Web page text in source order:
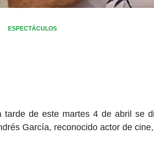
ESPECTÁCULOS
tarde de este martes 4 de abril se
García, reconocido actor de